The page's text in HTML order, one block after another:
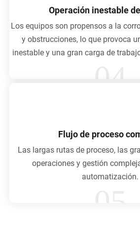
Operación inestable
Los equipos son propensos a la
y obstrucciones, lo que provoca
inestable y una gran carga de
04
Flujo de proceso
Las largas rutas de proceso, las
operaciones y gestión
automatización.